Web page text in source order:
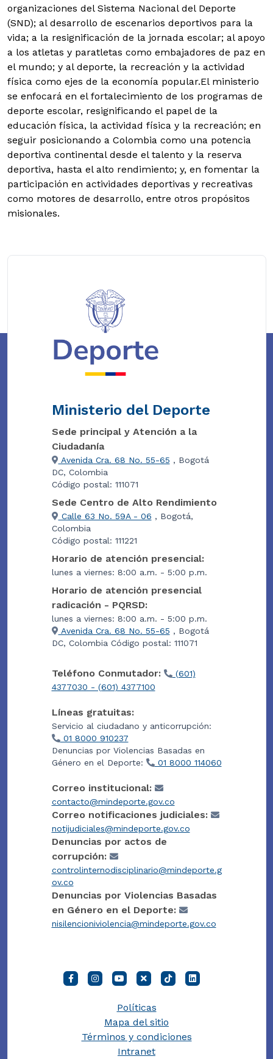
organizaciones del Sistema Nacional del Deporte
(SND); al desarrollo de escenarios deportivos para la
vida; a la resignificación de la jornada escolar; al apoyo
a los atletas y paratletas como embajadores de paz en
el mundo; y al deporte, la recreación y la actividad
física como ejes de la economía popular.El ministerio
se enfocará en el fortalecimiento de los programas de
deporte escolar, resignificando el papel de la
educación física, la actividad física y la recreación; en
seguir posicionando a Colombia como una potencia
deportiva continental desde el talento y la reserva
deportiva, hasta el alto rendimiento; y, en fomentar la
participación en actividades deportivas y recreativas
como motores de desarrollo, entre otros propósitos
misionales.
Ministerio del Deporte
Sede principal y Atención a la
Ciudadanía
Avenida Cra. 68 No. 55-65 , Bogotá
DC, Colombia
Código postal: 111071
Sede Centro de Alto Rendimiento
Calle 63 No. 59A - 06 , Bogotá,
Colombia
Código postal: 111221
Horario de atención presencial:
lunes a viernes: 8:00 a.m. - 5:00 p.m.
Horario de atención presencial
radicación - PQRSD:
lunes a viernes: 8:00 a.m. - 5:00 p.m.
Avenida Cra. 68 No. 55-65 , Bogotá
DC, Colombia Código postal: 111071
Teléfono Conmutador:
(601)
4377030 - (601) 4377100
Líneas gratuitas:
Servicio al ciudadano y anticorrupción:
01 8000 910237
Denuncias por Violencias Basadas en
Género en el Deporte:
01 8000 114060
Correo institucional:
contacto@mindeporte.gov.co
Correo notificaciones judiciales:
notijudiciales@mindeporte.gov.co
Denuncias por actos de
corrupción:
controlinternodisciplinario@mindeporte.g
ov.co
Denuncias por Violencias Basadas
en Género en el Deporte:
nisilencioniviolencia@mindeporte.gov.co
Políticas
Mapa del sitio
Términos y condiciones
Intranet